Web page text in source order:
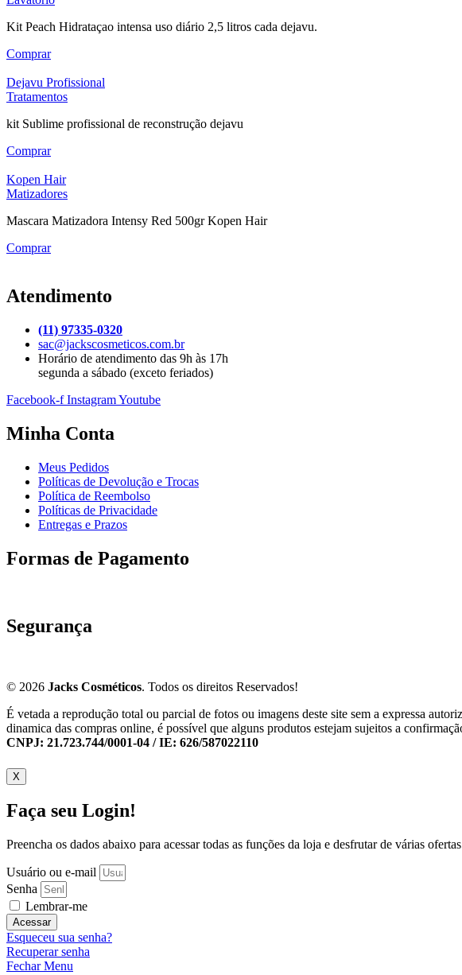
Kit Peach Hidrataçao intensa uso diário 2,5 litros cada dejavu.
Comprar
Dejavu Profissional
Tratamentos
kit Sublime profissional de reconstrução dejavu
Comprar
Kopen Hair
Matizadores
Mascara Matizadora Intensy Red 500gr Kopen Hair
Comprar
Atendimento
(11) 97335-0320
sac@jackscosmeticos.com.br
Horário de atendimento das 9h às 17h
segunda a sábado (exceto feriados)
Facebook-f InstagramYoutube
Minha Conta
Meus Pedidos
Políticas de Devolução e Trocas
Política de Reembolso
Políticas de Privacidade
Entregas e Prazos
Formas de Pagamento
Segurança
© 2026 Jacks Cosméticos. Todos os direitos Reservados!
É vetada a reprodução total ou parcial de fotos ou imagens deste site sem a expressa
dinamica das compras online, é possível que alguns produtos estejam sujeitos a
CNPJ: 21.723.744/0001-04 / IE: 626/587022110
X
Faça seu Login!
Preencha os dados abaixo para acessar todas as funções da loja e desfrutar de várias
Usuário ou e-mail
Senha
Lembrar-me
Acessar
Esqueceu sua senha?
Recuperar senha
Fechar Menu